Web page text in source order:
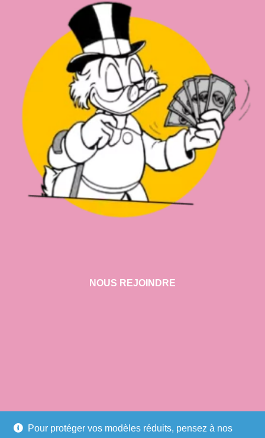
Pour protéger vos modèles réduits, pensez à nos
NOUS REJOINDRE